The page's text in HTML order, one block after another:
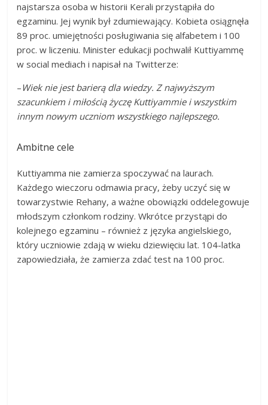
najstarsza osoba w historii Kerali przystąpiła do
egzaminu. Jej wynik był zdumiewający. Kobieta osiągnęła
89 proc. umiejętności posługiwania się alfabetem i 100
proc. w liczeniu. Minister edukacji pochwalił Kuttiyammę
w social mediach i napisał na Twitterze:
– Wiek nie jest barierą dla wiedzy. Z najwyższym
szacunkiem i miłością życzę Kuttiyammie i wszystkim
innym nowym uczniom wszystkiego najlepszego.
Ambitne cele
Kuttiyamma nie zamierza spoczywać na laurach.
Każdego wieczoru odmawia pracy, żeby uczyć się w
towarzystwie Rehany, a ważne obowiązki oddelegowuje
młodszym członkom rodziny. Wkrótce przystąpi do
kolejnego egzaminu – również z języka angielskiego,
który uczniowie zdają w wieku dziewięciu lat. 104-latka
zapowiedziała, że zamierza zdać test na 100 proc.